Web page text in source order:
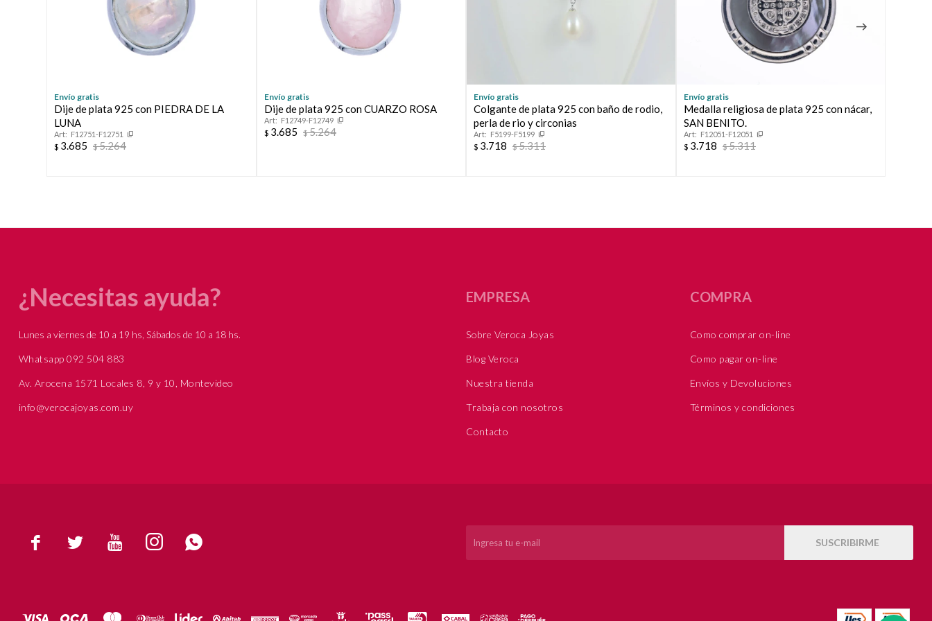
Envío gratis
Dije de plata 925 con PIEDRA DE LA
LUNA
F12751-F12751
$ 3.685 $5.264
Envío gratis
Dije de plata 925 con CUARZO ROSA
F12749-F12749
$ 3.685 $5.264
Envío gratis
Colgante de plata 925 con baño de rodio,
perla de rio y circonias
F5199-F5199
$ 3.718 $5.311
Envío gratis
Medalla religiosa de plata 925 con nácar,
SAN BENITO.
F12051-F12051
$ 3.718 $5.311
     SUSCRIBIRME
¿Necesitas ayuda?
Lunes a viernes de 10 a 19 hs, Sábados de 10 a 18 hs.
Whatsapp 092 504 883
Av. Arocena 1571 Locales 8, 9 y 10, Montevideo
info@verocajoyas.com.uy
EMPRESA
Sobre Veroca Joyas
Blog Veroca
Nuestra tienda
Trabaja con nosotros
Contacto
COMPRA
Como comprar on-line
Como pagar on-line
Envíos y Devoluciones
Términos y condiciones